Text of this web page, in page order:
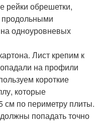
рейки обрешетки,
продольными
одноуровневых
Лист крепим к
на профили
короткие
которые
см по периметру плиты.
попадать точно